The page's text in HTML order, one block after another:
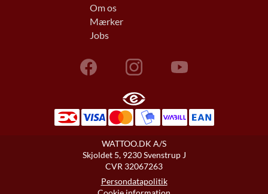
Om os
Mærker
Jobs
WATTOO.DK A/S
Skjoldet 5, 9230 Svenstrup J
CVR 32067263
Persondatapolitik